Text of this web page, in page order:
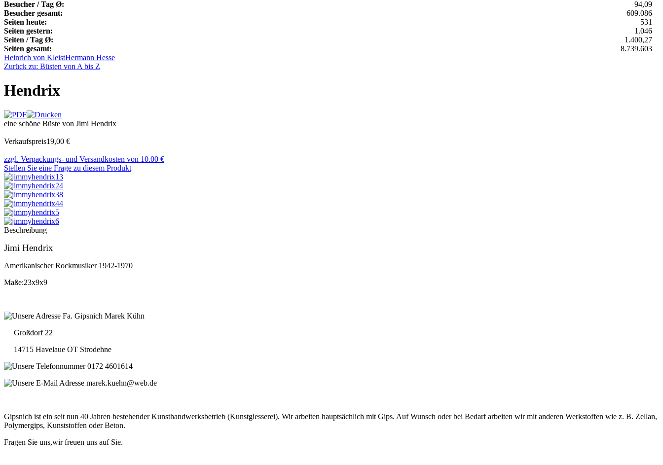
Besucher / Tag Ø:
94,09
Besucher gesamt:
609.086
Seiten heute:
531
Seiten gestern:
1.046
Seiten / Tag Ø:
1.400,27
Seiten gesamt:
8.739.603
Heinrich von KleistHermann Hesse
Zurück zu: Büsten von A bis Z
Hendrix
eine schöne Büste von Jimi Hendrix
Verkaufspreis19,00 €
zzgl. Verpackungs- und Versandkosten von 10.00 €
Stellen Sie eine Frage zu diesem Produkt
Beschreibung
Jimi Hendrix
Amerikanischer Rockmusiker 1942-1970
Maße:23x9x9
Fa. Gipsnich Marek Kühn
Großdorf 22
14715 Havelaue OT Strodehne
0172 4601614
marek.kuehn@web.de
Gipsnich ist ein seit nun 40 Jahren bestehender Kunsthandwerksbetrieb (Kunstgiesserei). Wir arbeiten hauptsächlich mit Gips. Auf Wunsch oder bei Bedarf arbeiten wir mit anderen Werkstoffen wie z. B. Zellan,
Polymergips, Kunststoffen oder Beton.
Fragen Sie uns,wir freuen uns auf Sie.